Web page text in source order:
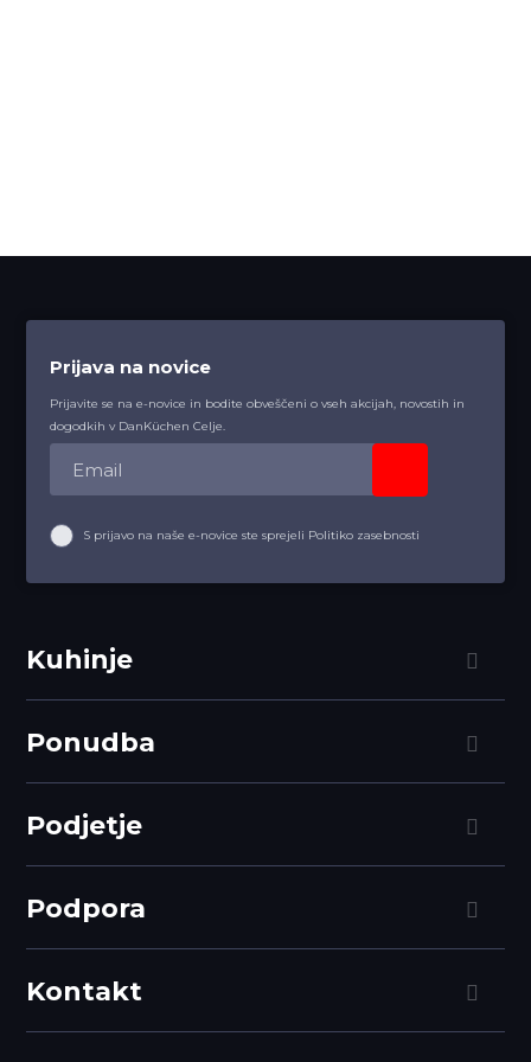
Prijava na novice
Prijavite se na e-novice in bodite obveščeni o vseh akcijah, novostih in
dogodkih v DanKüchen Celje.
S prijavo na naše e-novice ste sprejeli Politiko zasebnosti
Kuhinje
Ponudba
Podjetje
Podpora
Kontakt